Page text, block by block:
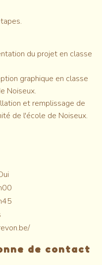
du projet en classe
graphique en classe
Noiseux.
et remplissage de
de l'école de Noiseux.
de contact